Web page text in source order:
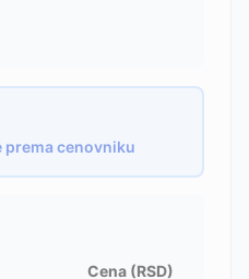
prema cenovniku
Cena (RSD)